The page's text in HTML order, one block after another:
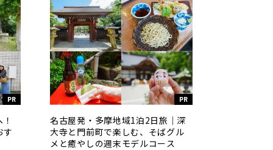
PR
す
PR
名古屋発・多摩地域1泊2日旅｜深
大寺と門前町で楽しむ、そばグル
メと癒やしの週末モデルコース